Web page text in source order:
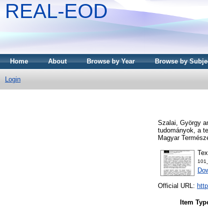
REAL-EOD
Home About Browse by Year Browse by
Login
Szalai, György
tudományok, a
Magyar
Official URL:
Item